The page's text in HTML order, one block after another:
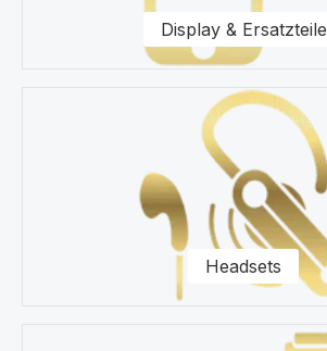
20 Lite XT2139 Smartphone zur Seite.
Display & Ersatzteile
Headsets